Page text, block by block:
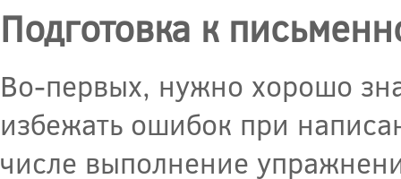
Подготовка к
Во-первых, нужно хорошо
избежать ошибок при
числе выполнение